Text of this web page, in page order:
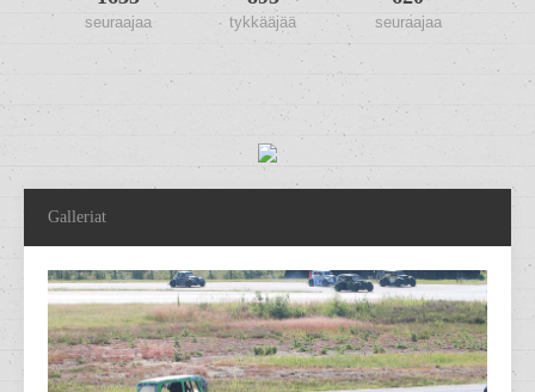
seuraajaa tykkääjää seuraajaa
Galleriat